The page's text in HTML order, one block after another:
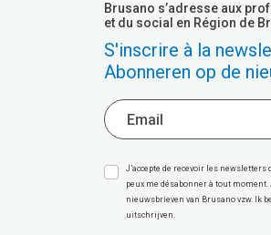
Brusano s’adresse aux
et du social en Région de
S'inscrire à la
Abonneren op de
J’accepte de recevoir les
peux me désabonner à tout
nieuwsbrieven van Brusano vzw. Ik
uitschrijven.